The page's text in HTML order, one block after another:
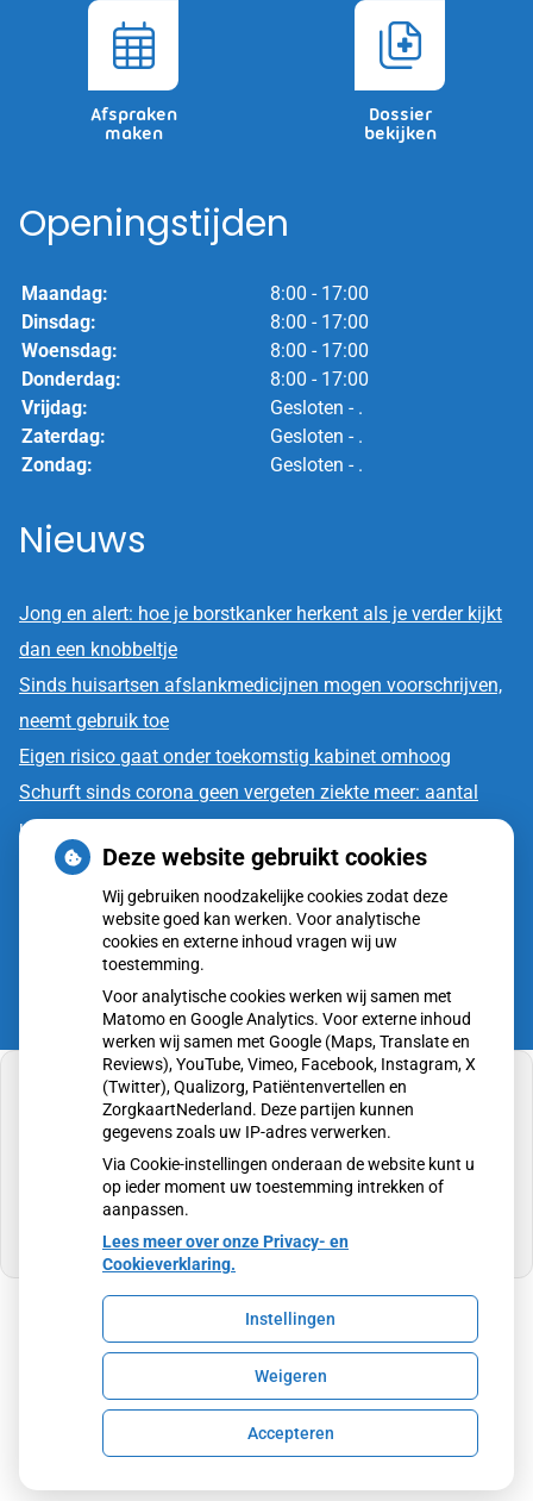
Afspraken
maken
Dossier
bekijken
Openingstijden
Maandag:
8:00 - 17:00
Dinsdag:
8:00 - 17:00
Woensdag:
8:00 - 17:00
Donderdag:
8:00 - 17:00
Vrijdag:
Gesloten - .
Zaterdag:
Gesloten - .
Zondag:
Gesloten - .
Nieuws
Jong en alert: hoe je borstkanker herkent als je verder kijkt
dan een knobbeltje
Sinds huisartsen afslankmedicijnen mogen voorschrijven,
neemt gebruik toe
Eigen risico gaat onder toekomstig kabinet omhoog
Schurft sinds corona geen vergeten ziekte meer: aantal
uitbraken fors gestegen
CZ vergoedt zorg van twee gespecialiseerde
revalidatieartsen niet meer
U heeft geen toestemming gegeven voor
externe inhoud die nodig is om dit te zien.
Cookie-instellingen wijzigen
Uw Zorg Online
Cookie-instellingen
Deze website gebruikt cookies
Wij gebruiken noodzakelijke cookies zodat deze
website goed kan werken. Voor analytische
cookies en externe inhoud vragen wij uw
toestemming.
Voor analytische cookies werken wij samen met
Matomo en Google Analytics. Voor externe inhoud
werken wij samen met Google (Maps, Translate en
Reviews), YouTube, Vimeo, Facebook, Instagram, X
(Twitter), Qualizorg, Patiëntenvertellen en
ZorgkaartNederland. Deze partijen kunnen
gegevens zoals uw IP-adres verwerken.
Via Cookie-instellingen onderaan de website kunt u
op ieder moment uw toestemming intrekken of
aanpassen.
Lees meer over onze Privacy- en
Cookieverklaring.
Instellingen
Weigeren
Accepteren